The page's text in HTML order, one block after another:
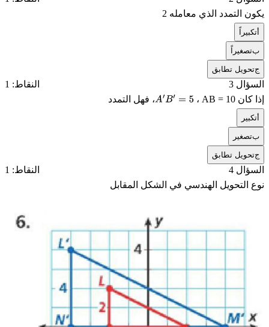
يكون التمدد الذي معامله 2
تكبيراً
بتصغيراً
جتحويل تطابق
السؤال 3
النقاط: 1
إذا كان AB = 10، A′B =5 ، فهل التمدد
تكبير
بتصغير
جتحويل تطابق
السؤال 4
النقاط: 1
نوع التحويل الهندسي في الشكل المقابل